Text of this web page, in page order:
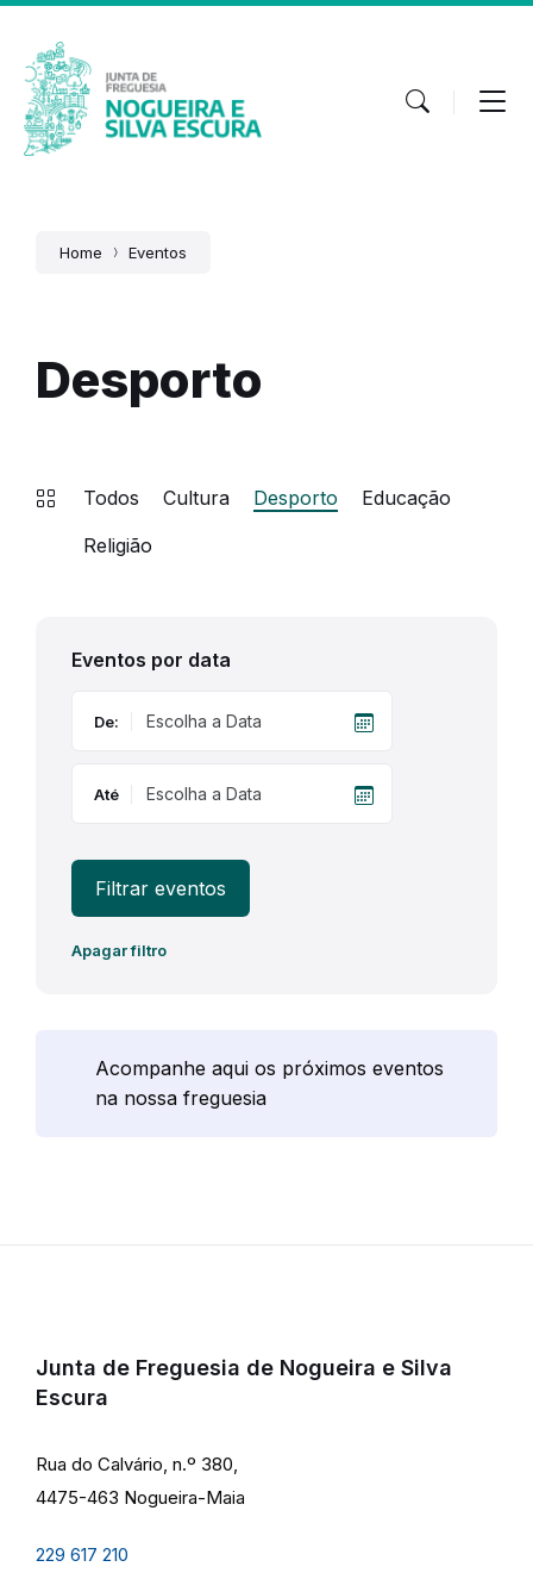
Skip
content
Skip
main
navigation
Skip
footer
Home Eventos
Desporto
Todos Cultura Desporto
Educação
Religião
Eventos por data
De:
Até
Filtrar eventos
Apagar filtro
Acompanhe aqui os próximos eventos
na nossa freguesia
Junta de Freguesia de Nogueira e Silva
Escura
Rua do Calvário, n.º 380,
4475-463 Nogueira-Maia
229 617 210